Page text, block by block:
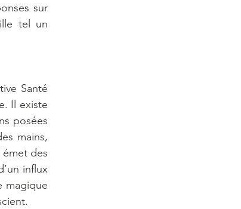
sur
tel un
Santé
Il existe
posées
mains,
des
influx
magique